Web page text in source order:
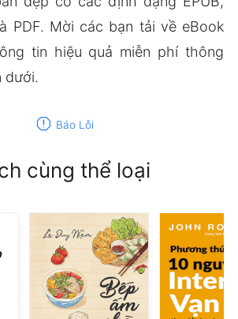
PDF. Mời các bạn tải về eBook
tin hiệu quả miễn phí thông
dưới.
report Báo Lỗi
cùng thể loại